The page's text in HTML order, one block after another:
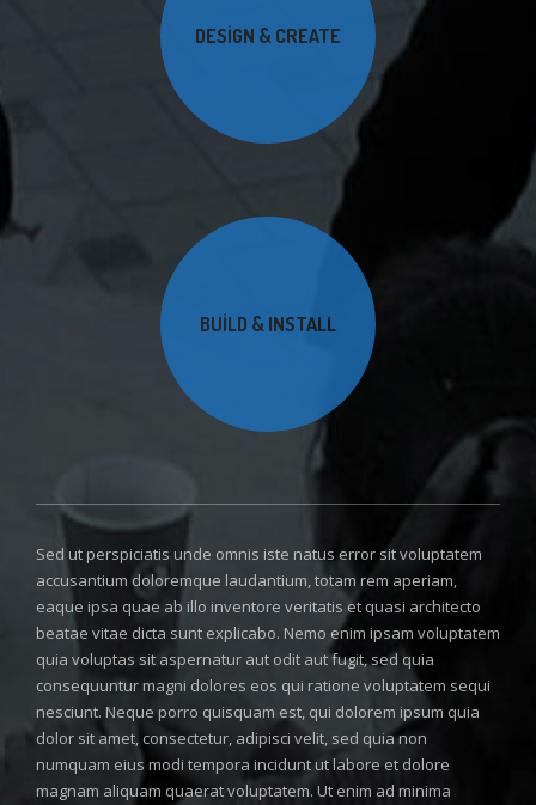
DESIGN & CREATE
BUILD & INSTALL
Sed ut perspiciatis unde omnis iste natus error sit voluptatem
accusantium doloremque laudantium, totam rem aperiam,
eaque ipsa quae ab illo inventore veritatis et quasi architecto
beatae vitae dicta sunt explicabo. Nemo enim ipsam voluptatem
quia voluptas sit aspernatur aut odit aut fugit, sed quia
consequuntur magni dolores eos qui ratione voluptatem sequi
nesciunt. Neque porro quisquam est, qui dolorem ipsum quia
dolor sit amet, consectetur, adipisci velit, sed quia non
numquam eius modi tempora incidunt ut labore et dolore
magnam aliquam quaerat voluptatem. Ut enim ad minima